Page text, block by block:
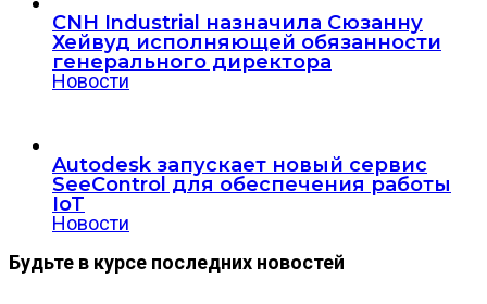
CNH Industrial назначила Сюзанну
Хейвуд исполняющей обязанности
генерального директора
Новости
Autodesk запускает новый сервис
SeeControl для обеспечения работы
IoT
Новости
Будьте в курсе последних новостей